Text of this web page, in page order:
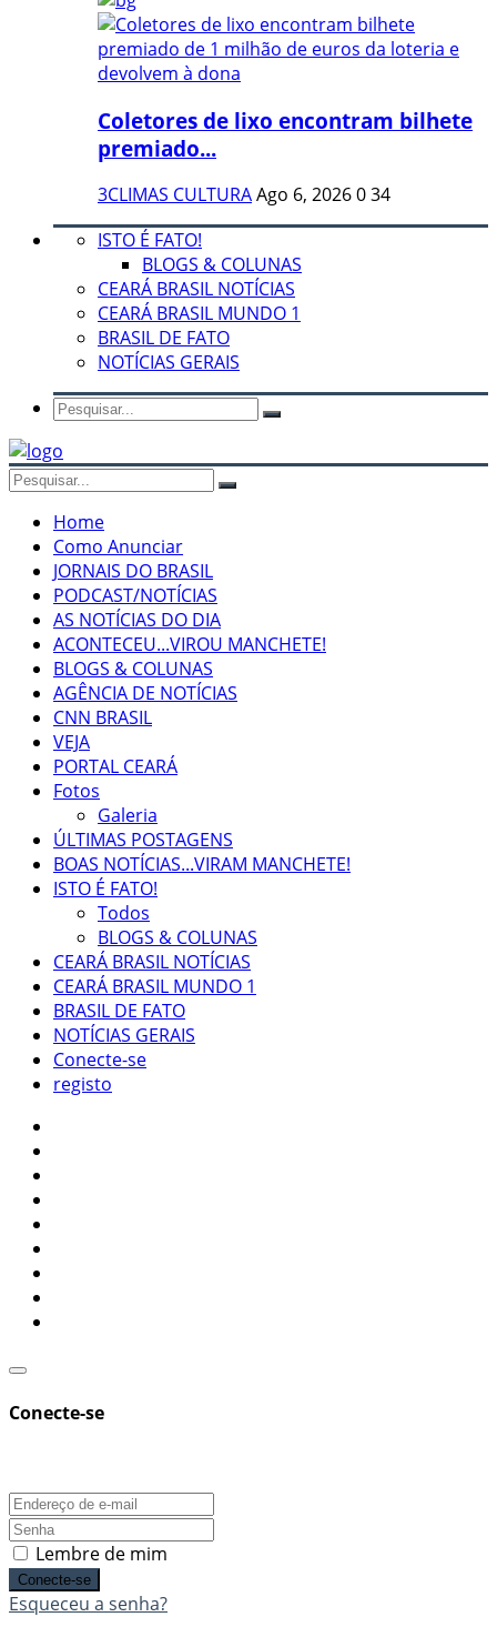
Coletores de lixo encontram bilhete
premiado...
3CLIMAS CULTURAAgo 6, 2026034
ISTO É FATO!
BLOGS & COLUNAS
CEARÁ BRASIL NOTÍCIAS
CEARÁ BRASIL MUNDO 1
BRASIL DE FATO
NOTÍCIAS GERAIS
Home
Como Anunciar
JORNAIS DO BRASIL
PODCAST/NOTÍCIAS
AS NOTÍCIAS DO DIA
ACONTECEU...VIROU MANCHETE!
BLOGS & COLUNAS
AGÊNCIA DE NOTÍCIAS
CNN BRASIL
VEJA
PORTAL CEARÁ
Fotos
Galeria
ÚLTIMAS POSTAGENS
BOAS NOTÍCIAS...VIRAM MANCHETE!
ISTO É FATO!
Todos
BLOGS & COLUNAS
CEARÁ BRASIL NOTÍCIAS
CEARÁ BRASIL MUNDO 1
BRASIL DE FATO
NOTÍCIAS GERAIS
Conecte-se
registo
Conecte-se
Lembre de mim
Conecte-se
Esqueceu a senha?